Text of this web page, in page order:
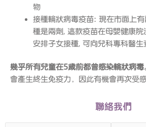
物
接種輪狀病毒疫苗: 現在市面上
種是兩劑, 這款疫苗在母嬰健康
安排子女接種, 可向兒科專科醫生
幾乎所有兒童在5歲前都曾感染輪狀病毒
會產生終生免疫力，因此有機會再次受感
聯絡我們